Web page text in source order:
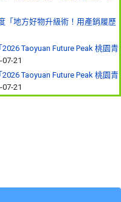
「地方好物升級術！用產銷履歷
Taoyuan Future Peak 桃園青
07-21
Taoyuan Future Peak 桃園青
07-21